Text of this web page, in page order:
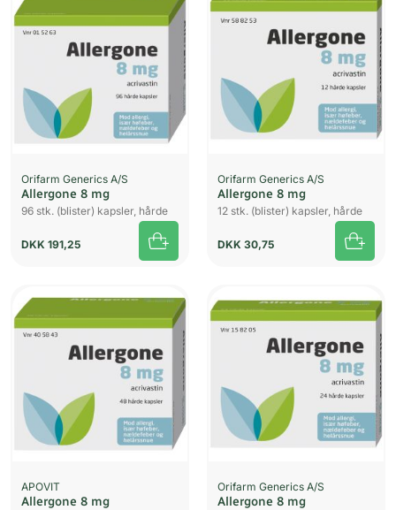
Orifarm Generics A/S
Allergone 8 mg
96 stk. (blister) kapsler, hårde
DKK 191,25
Orifarm Generics A/S
Allergone 8 mg
12 stk. (blister) kapsler, hårde
DKK 30,75
APOVIT
Allergone 8 mg
Orifarm Generics A/S
Allergone 8 mg